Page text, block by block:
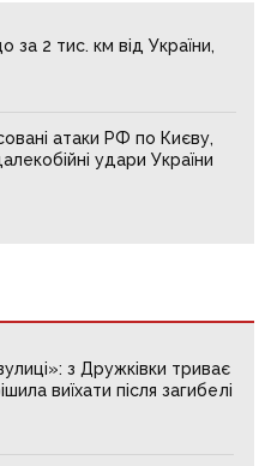
за 2 тис. км від України,
атаки РФ по Києву,
удари України
з Дружківки триває
виїхати після загибелі